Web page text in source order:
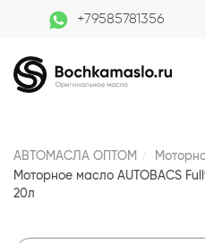
+79585781356
АВТОМАСЛА ОПТОМ
Моторное масло AUTOBACS
20л